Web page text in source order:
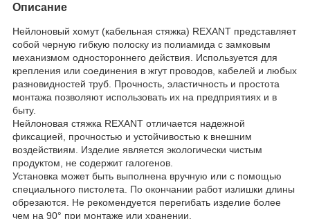
Описание
Нейлоновый хомут (кабельная стяжка) REXANT представляет
собой черную гибкую полоску из полиамида с замковым
механизмом одностороннего действия. Используется для
крепления или соединения в жгут проводов, кабелей и любых
разновидностей труб. Прочность, эластичность и простота
монтажа позволяют использовать их на предприятиях и в
быту.
Нейлоновая стяжка REXANT отличается надежной
фиксацией, прочностью и устойчивостью к внешним
воздействиям. Изделие является экологически чистым
продуктом, не содержит галогенов.
Установка может быть выполнена вручную или с помощью
специального пистолета. По окончании работ излишки длины
обрезаются. Не рекомендуется перегибать изделие более
чем на 90° при монтаже или хранении.